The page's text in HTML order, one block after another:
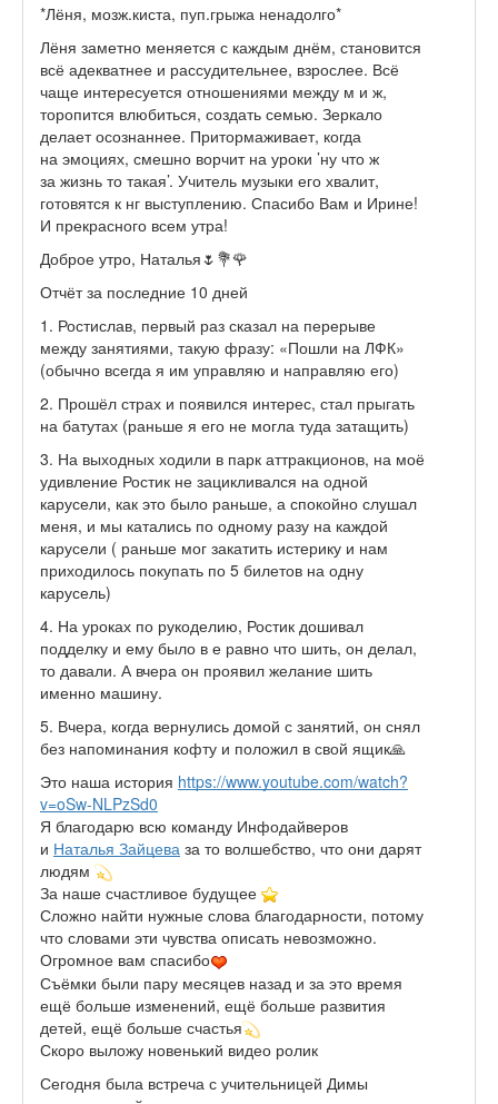
*Лёня, мозж.киста, пуп.грыжа ненадолго*
Лёня заметно меняется с каждым днём, становится
всё адекватнее и рассудительнее, взрослее. Всё
чаще интересуется отношениями между м и ж,
торопится влюбиться, создать семью. Зеркало
делает осознаннее. Притормаживает, когда
на эмоциях, смешно ворчит на уроки ’ну что ж
за жизнь то такая’. Учитель музыки его хвалит,
готовятся к нг выступлению. Спасибо Вам и Ирине!
И прекрасного всем утра!
Доброе утро, Наталья🌷💐🌹
Отчёт за последние 10 дней
1. Ростислав, первый раз сказал на перерыве
между занятиями, такую фразу: «Пошли на ЛФК»
(обычно всегда я им управляю и направляю его)
2. Прошёл страх и появился интерес, стал прыгать
на батутах (раньше я его не могла туда затащить)
3. На выходных ходили в парк аттракционов, на моё
удивление Ростик не зацикливался на одной
карусели, как это было раньше, а спокойно слушал
меня, и мы катались по одному разу на каждой
карусели ( раньше мог закатить истерику и нам
приходилось покупать по 5 билетов на одну
карусель)
4. На уроках по рукоделию, Ростик дошивал
подделку и ему было в е равно что шить, он делал,
то давали. А вчера он проявил желание шить
именно машину.
5. Вчера, когда вернулись домой с занятий, он снял
без напоминания кофту и положил в свой ящик🙏
Это наша история https://www.youtube.com/watch?
v=oSw-NLPzSd0
Я благодарю всю команду Инфодайверов
и Наталья Зайцева за то волшебство, что они дарят
людям
За наше счастливое будущее
Сложно найти нужные слова благодарности, потому
что словами эти чувства описать невозможно.
Огромное вам спасибо
Съёмки были пару месяцев назад и за это время
ещё больше изменений, ещё больше развития
детей, ещё больше счастья
Скоро выложу новенький видео ролик
Сегодня была встреча с учительницей Димы